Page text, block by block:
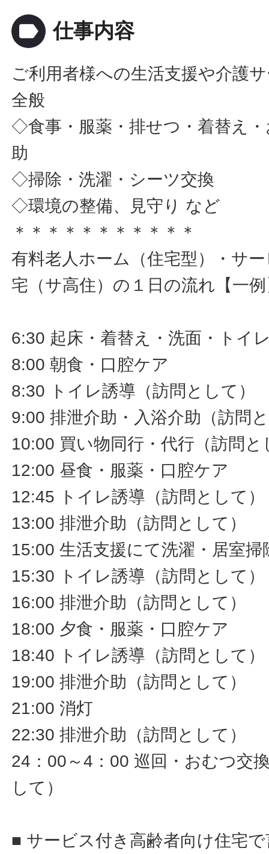
label 仕事内容
ご利用者様への生活支援や介護
全般
◇食事・服薬・排せつ・着替え
助
◇掃除・洗濯・シーツ交換
◇環境の整備、見守り など
＊＊＊＊＊＊＊＊＊＊＊
有料老人ホーム（住宅型）・サ
宅（サ高住）の１日の流れ【一
6:30 起床・着替え・洗面・トイ
8:00 朝食・口腔ケア
8:30 トイレ誘導（訪問として）
9:00 排泄介助・入浴介助（訪問
10:00 買い物同行・代行（訪問と
12:00 昼食・服薬・口腔ケア
12:45 トイレ誘導（訪問として）
13:00 排泄介助（訪問として）
15:00 生活支援にて洗濯・居室
15:30 トイレ誘導（訪問として）
16:00 排泄介助（訪問として）
18:00 夕食・服薬・口腔ケア
18:40 トイレ誘導（訪問として）
19:00 排泄介助（訪問として）
21:00 消灯
22:30 排泄介助（訪問として）
24：00～4：00 巡回・おむつ交
して）
■ サービス付き高齢者向け住宅